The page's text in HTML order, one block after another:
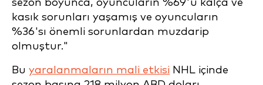
sezon boyunca, oyuncuların %69'u kalça ve
kasık sorunları yaşamış ve oyuncuların
%36'sı önemli sorunlardan muzdarip
olmuştur."
Bu yaralanmaların mali etkisi NHL içinde